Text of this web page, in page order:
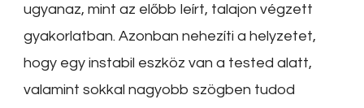
ugyanaz, mint az előbb leírt, talajon végzett
gyakorlatban. Azonban nehezíti a helyzetet,
hogy egy instabil eszköz van a tested alatt,
valamint sokkal nagyobb szögben tudod